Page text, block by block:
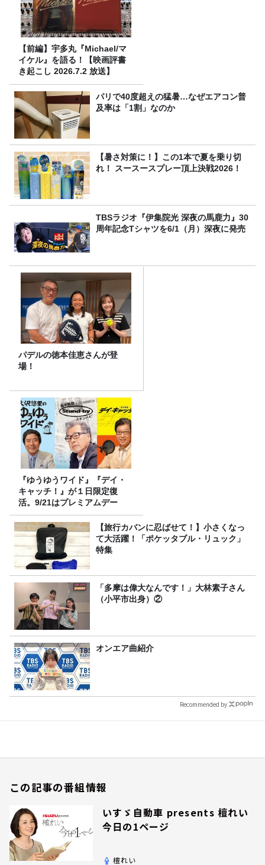
【前編】宇多丸『Michael/マ
イケル』を語る！【映画評書
き起こし 2026.7.2 放送】
パリで40度超えの猛暑…なぜエアコン普
及率は「1割」なのか
【暑さ対策に！】この1本で夏を乗り切
れ！ スースースプレー頂上決戦2026！
TBSラジオ『伊集院光 深夜の馬鹿力』30
周年記念Tシャツを6/1（月）深夜に発売
パデルの徳本佳恵さんが登
場！
『ゆうゆうワイド』『デイ・
キャッチ！』が１日限定復
活。9/21はプレミアムデー
【旅行カバンに忍ばせて！】小さくなっ
て大活躍！「ポケッタブル・リュック」
特集
「多摩は偉大なんです！」大林素子さん
（小平市出身）②
オンエア曲紹介
Recommended by
この記事の番組情報
いすゞ自動車 presents 檀れい
今日の1ページ
檀れい